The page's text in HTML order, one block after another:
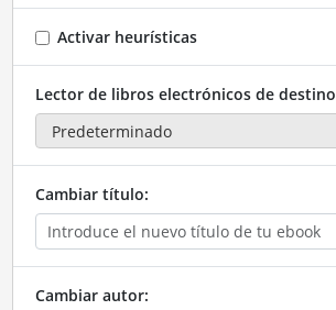
Activar heurísticas
Lector de libros electrónicos de destino
Cambiar título:
Cambiar autor: